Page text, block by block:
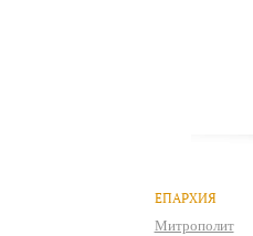
ЕПАРХИЯ
Митрополит